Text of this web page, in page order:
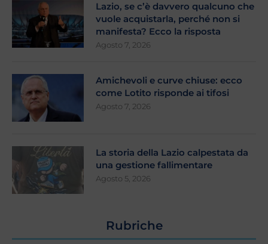
Lazio, se c’è davvero qualcuno che
vuole acquistarla, perché non si
manifesta? Ecco la risposta
Agosto 7, 2026
Amichevoli e curve chiuse: ecco
come Lotito risponde ai tifosi
Agosto 7, 2026
La storia della Lazio calpestata da
una gestione fallimentare
Agosto 5, 2026
Rubriche